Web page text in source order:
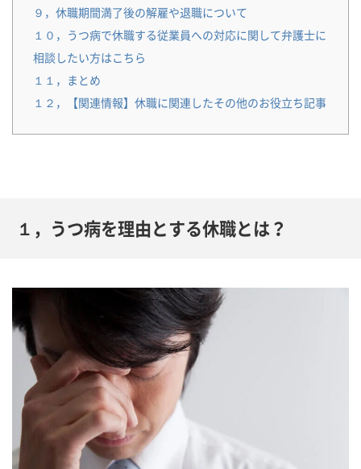
９，休職期間満了後の解雇や退職について
１０，うつ病で休職する従業員への対応に関して弁護士に
相談したい方はこちら
１１，まとめ
１２，【関連情報】休職に関連したその他のお役立ち記事
１，うつ病を理由とする休職とは？